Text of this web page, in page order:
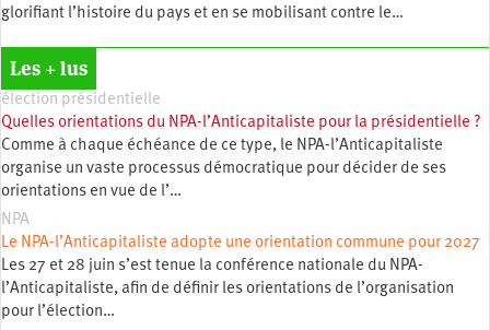
glorifiant l’histoire du pays et en se mobilisant contre le…
Les + lus
élection présidentielle
Quelles orientations du NPA-l’Anticapitaliste pour la présidentielle ?
Comme à chaque échéance de ce type, le NPA-l’Anticapitaliste
organise un vaste processus démocratique pour décider de ses
orientations en vue de l’…
NPA
Le NPA-l’Anticapitaliste adopte une orientation commune pour 2027
Les 27 et 28 juin s’est tenue la conférence nationale du NPA-
l’Anticapitaliste, afin de définir les orientations de l’organisation
pour l’élection…